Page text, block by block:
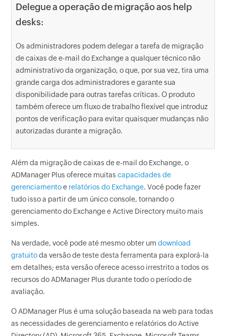
Delegue a operação de migração aos help
desks:
Os administradores podem delegar a tarefa de migração
de caixas de e-mail do Exchange a qualquer técnico não
administrativo da organização, o que, por sua vez, tira uma
grande carga dos administradores e garante sua
disponibilidade para outras tarefas críticas. O produto
também oferece um fluxo de trabalho flexível que introduz
pontos de verificação para evitar quaisquer mudanças não
autorizadas durante a migração.
Além da migração de caixas de e-mail do Exchange, o
ADManager Plus oferece muitascapacidades de
gerenciamentoe relatórios do Exchange. Você pode fazer
tudo isso a partir de um único console, tornando o
gerenciamento do Exchange e Active Directory muito mais
simples.
Na verdade, você pode até mesmo obter umdownload
gratuitoda versão de teste desta ferramenta para explorá-la
em detalhes; esta versão oferece acesso irrestrito a todos os
recursos do ADManager Plus durante todo o período de
avaliação.
O ADManager Plus é uma solução baseada na web para todas
as necessidades de gerenciamento e relatórios do Active